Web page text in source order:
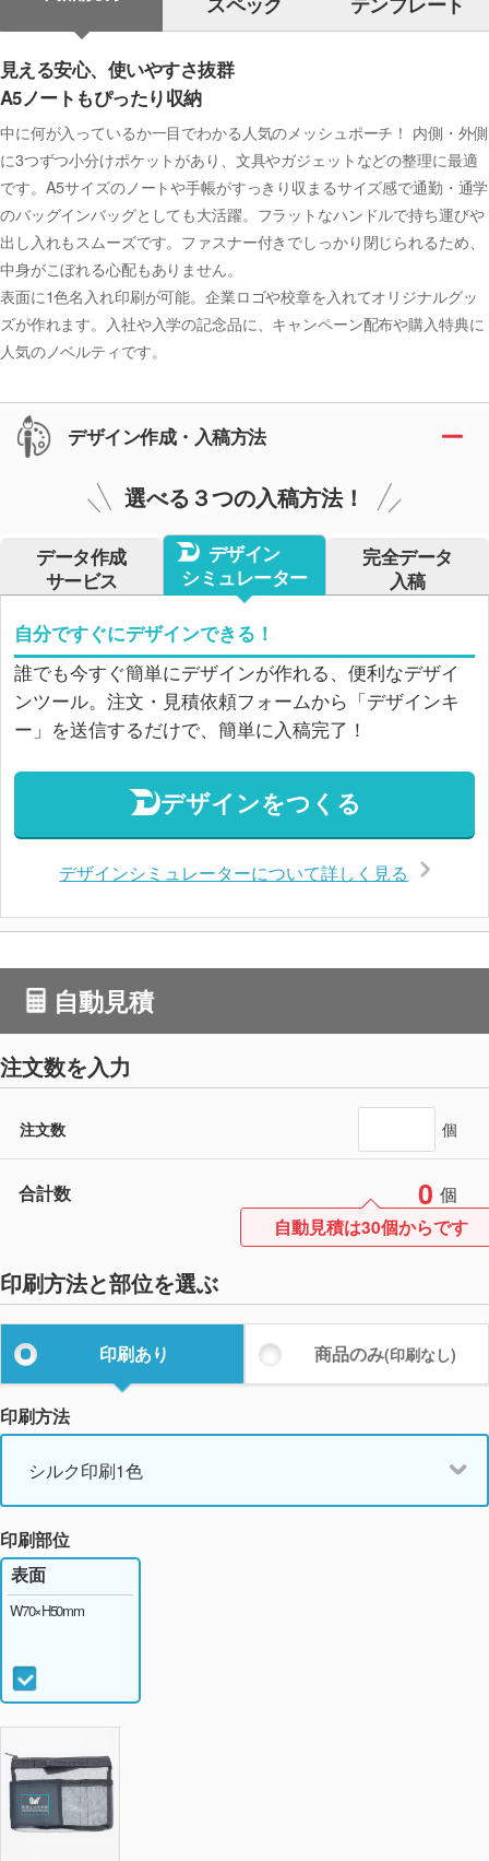
見える安心、使いやすさ抜群
A5ノートもぴったり収納
中に何が入っているか一目でわかる人気のメッシュポーチ！ 内側・外側
に3つずつ小分けポケットがあり、文具やガジェットなどの整理に最適
です。A5サイズのノートや手帳がすっきり収まるサイズ感で通勤・通学
のバッグインバッグとしても大活躍。フラットなハンドルで持ち運びや
出し入れもスムーズです。ファスナー付きでしっかり閉じられるため、
中身がこぼれる心配もありません。
表面に1色名入れ印刷が可能。企業ロゴや校章を入れてオリジナルグッ
ズが作れます。入社や入学の記念品に、キャンペーン配布や購入特典に
人気のノベルティです。
デザイン作成・入稿方法
選べる３つの入稿方法！
データ作成
サービス
デザイン
シミュレーター
完全データ
入稿
自分ですぐにデザインできる！
誰でも今すぐ簡単にデザインが作れる、便利なデザイ
ンツール。注文・見積依頼フォームから「デザインキ
ー」を送信するだけで、簡単に入稿完了！
デザインをつくる
デザインシミュレーターについて詳しく見る
自動見積
注文数を入力
注文数 個
合計数 0 個
自動見積は30個からです
印刷方法と部位を選ぶ
印刷あり 商品のみ(印刷なし)
印刷方法
シルク印刷1色
印刷部位
表面
W70×H50mm